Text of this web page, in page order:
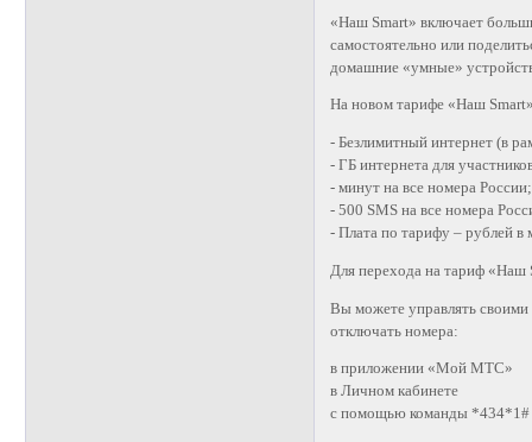
«Наш Smart» включает
самостоятельно или
домашние «умные»
На новом тарифе «Наш
- Безлимитный интернет (в
- ГБ интернета для
- минут на все номера России;
- 500 SMS на все номера
- Плата по тарифу – рублей в
Для перехода на тариф «Наш
Вы можете управлять своими
отключать номера:
в приложении «Мой МТС»
в Личном кабинете
с помощью команды *434*1#